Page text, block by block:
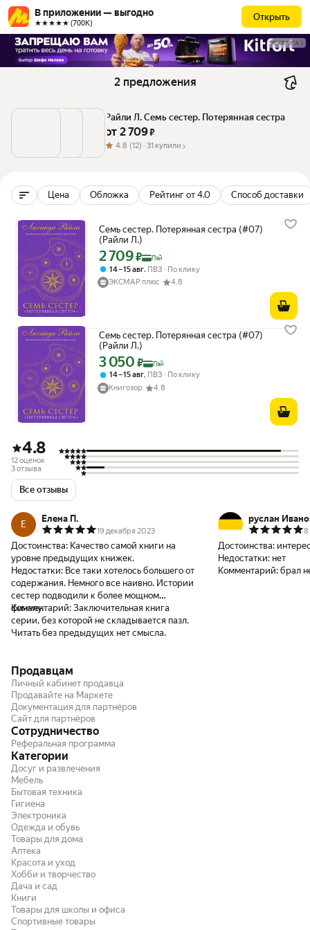
В приложении — выгодно
★★★★★ (700К)
Открыть
РЕКЛАМА
2 предложения
Райли Л. Семь сестер. Потерянная сестра
от 2 709 ₽
4.8 (12) · 31 купили
Цена Обложка Рейтинг от 4.0 Способ доставки
Семь сестер. Потерянная сестра (#07)
(Райли Л.)
Цена с картой Яндекс Пэй 2709 ₽ вместо
2 709₽ Пэй
14 – 15 авг, ПВЗ
По клику
ЭКСМАР плюс
4.8
Семь сестер. Потерянная сестра (#07)
(Райли Л.)
Цена с картой Яндекс Пэй 3050 ₽ вместо
3 050 ₽ Пэй
14 – 15 авг, ПВЗ
По клику
Книгозор
4.8
4.8
12 оценок
3 отзыва
Все отзывы
Е
Елена П.
19 декабря 2023
Достоинства: Качество самой книги на
уровне предыдущих книжек.
Недостатки: Все таки хотелось большего от
содержания. Немного все наивно. Истории
сестер подводили к более мощном
финалу.
Комментарий: Заключительная книга
серии, без которой не складывается пазл.
Читать без предыдущих нет смысла.
руслан
8
Достоинства:
Недостатки: нет
Комментарий: брал
Продавцам
Личный кабинет продавца
Продавайте на Маркете
Документация для партнёров
Сайт для партнёров
Сотрудничество
Реферальная программа
Категории
Досуг и развлечения
Мебель
Бытовая техника
Гигиена
Электроника
Одежда и обувь
Товары для дома
Аптека
Красота и уход
Хобби и творчество
Дача и сад
Книги
Товары для школы и офиса
Спортивные товары